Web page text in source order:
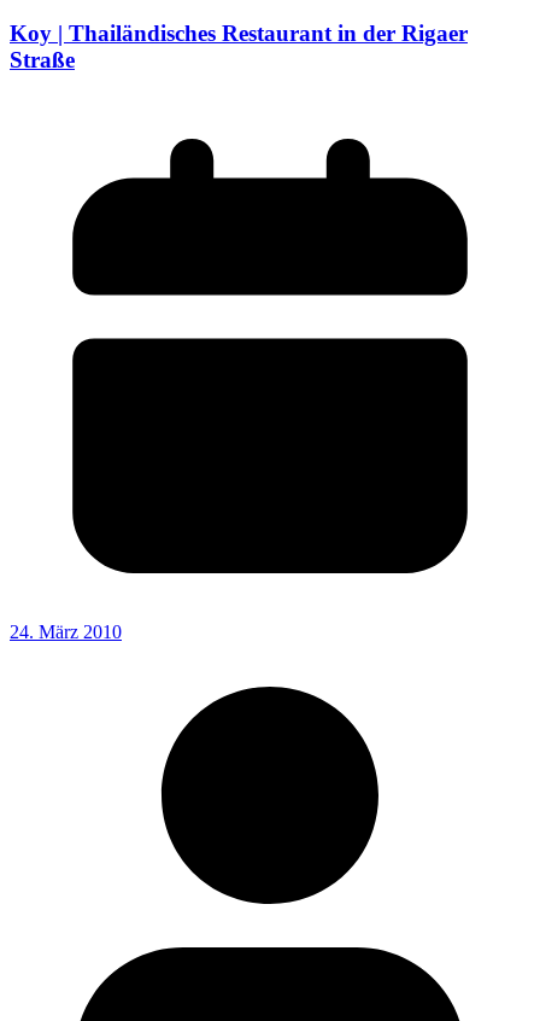
Koy | Thailändisches Restaurant in der Rigaer
Straße
24. März 2010